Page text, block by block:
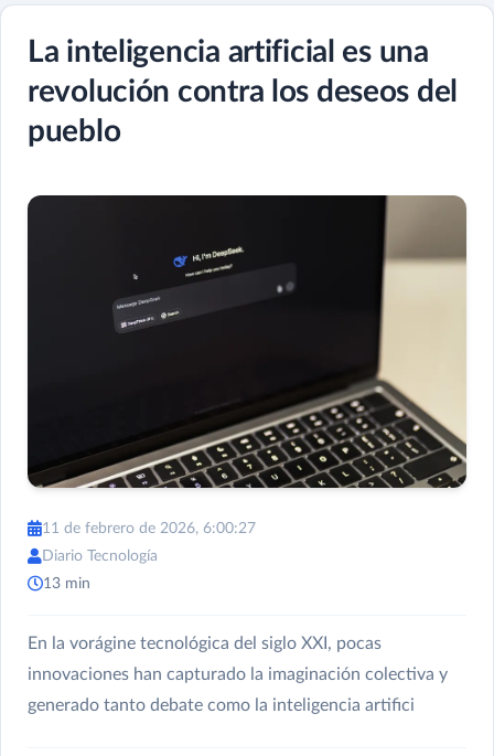
La inteligencia artificial es una
revolución contra los deseos del
pueblo
11 de febrero de 2026, 6:00:27
Diario Tecnología
13 min
En la vorágine tecnológica del siglo XXI, pocas
innovaciones han capturado la imaginación colectiva y
generado tanto debate como la inteligencia artifici